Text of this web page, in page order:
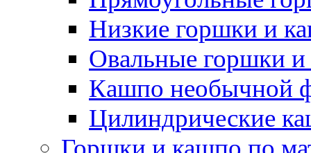
Низкие горшки и
Овальные горшки
Кашпо необычной
Цилиндрические